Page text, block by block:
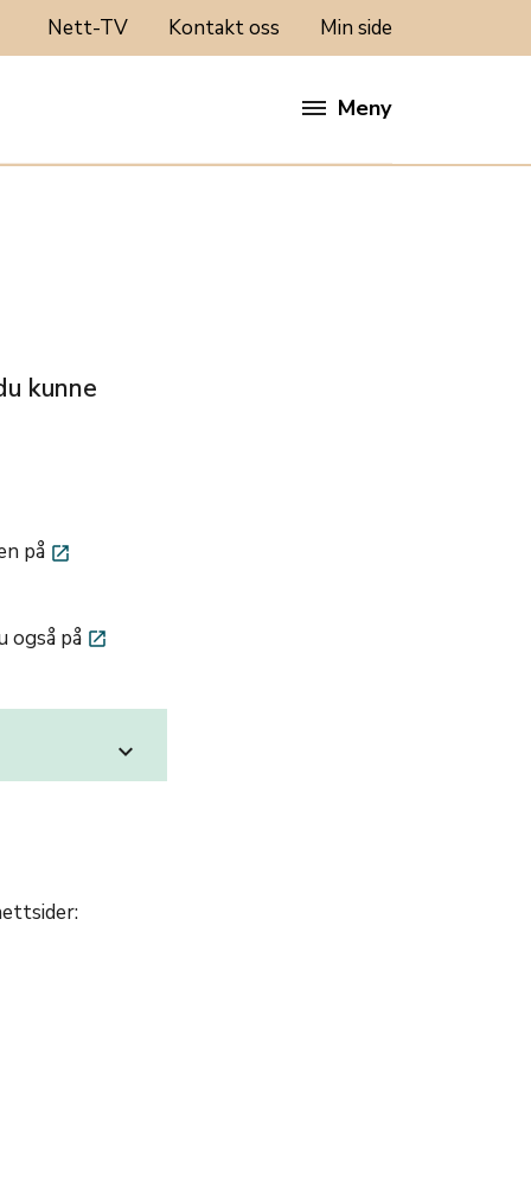
Nett-TV Kontakt oss Min side
Meny
kunne
på launch
også på launch
expand_more